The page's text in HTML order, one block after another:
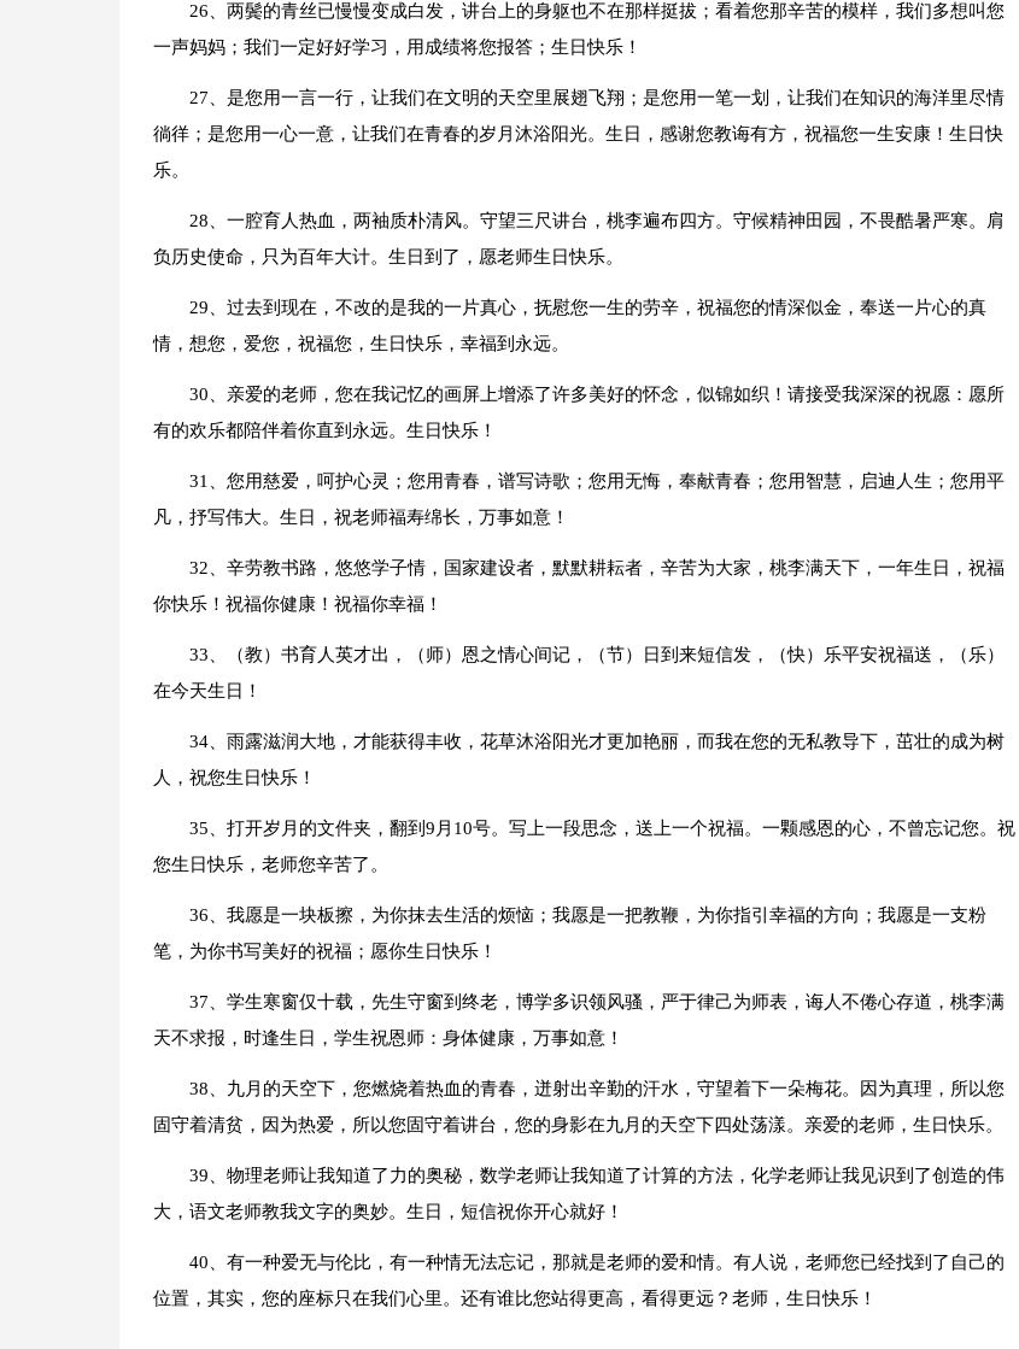
26、两鬓的青丝已慢慢变成白发，讲台上的身躯也不在那样挺拔；看着您那辛苦的模样，我们多想叫您
一声妈妈；我们一定好好学习，用成绩将您报答；生日快乐！
27、是您用一言一行，让我们在文明的天空里展翅飞翔；是您用一笔一划，让我们在知识的海洋里尽情
徜徉；是您用一心一意，让我们在青春的岁月沐浴阳光。生日，感谢您教诲有方，祝福您一生安康！生日快
乐。
28、一腔育人热血，两袖质朴清风。守望三尺讲台，桃李遍布四方。守候精神田园，不畏酷暑严寒。肩
负历史使命，只为百年大计。生日到了，愿老师生日快乐。
29、过去到现在，不改的是我的一片真心，抚慰您一生的劳辛，祝福您的情深似金，奉送一片心的真
情，想您，爱您，祝福您，生日快乐，幸福到永远。
30、亲爱的老师，您在我记忆的画屏上增添了许多美好的怀念，似锦如织！请接受我深深的祝愿：愿所
有的欢乐都陪伴着你直到永远。生日快乐！
31、您用慈爱，呵护心灵；您用青春，谱写诗歌；您用无悔，奉献青春；您用智慧，启迪人生；您用平
凡，抒写伟大。生日，祝老师福寿绵长，万事如意！
32、辛劳教书路，悠悠学子情，国家建设者，默默耕耘者，辛苦为大家，桃李满天下，一年生日，祝福
你快乐！祝福你健康！祝福你幸福！
33、（教）书育人英才出，（师）恩之情心间记，（节）日到来短信发，（快）乐平安祝福送，（乐）
在今天生日！
34、雨露滋润大地，才能获得丰收，花草沐浴阳光才更加艳丽，而我在您的无私教导下，茁壮的成为树
人，祝您生日快乐！
35、打开岁月的文件夹，翻到9月10号。写上一段思念，送上一个祝福。一颗感恩的心，不曾忘记您。祝
您生日快乐，老师您辛苦了。
36、我愿是一块板擦，为你抹去生活的烦恼；我愿是一把教鞭，为你指引幸福的方向；我愿是一支粉
笔，为你书写美好的祝福；愿你生日快乐！
37、学生寒窗仅十载，先生守窗到终老，博学多识领风骚，严于律己为师表，诲人不倦心存道，桃李满
天不求报，时逢生日，学生祝恩师：身体健康，万事如意！
38、九月的天空下，您燃烧着热血的青春，迸射出辛勤的汗水，守望着下一朵梅花。因为真理，所以您
固守着清贫，因为热爱，所以您固守着讲台，您的身影在九月的天空下四处荡漾。亲爱的老师，生日快乐。
39、物理老师让我知道了力的奥秘，数学老师让我知道了计算的方法，化学老师让我见识到了创造的伟
大，语文老师教我文字的奥妙。生日，短信祝你开心就好！
40、有一种爱无与伦比，有一种情无法忘记，那就是老师的爱和情。有人说，老师您已经找到了自己的
位置，其实，您的座标只在我们心里。还有谁比您站得更高，看得更远？老师，生日快乐！